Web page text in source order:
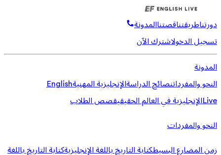
دورتناطريقتناقصتناالمدونة
تسجيل الدخولاشترك الآن
المدونة
النحو والمفرداتنصائح الدراسةالإنجليزية المهنيةEnglish
Liveالإنجليزية في العالم الحقيقيقصص الطلاب
النحو والمفردات
زمن المضارع البسيطكتابة التاريخ باللغة الإنجليزيةكتابة التاريخ باللغة